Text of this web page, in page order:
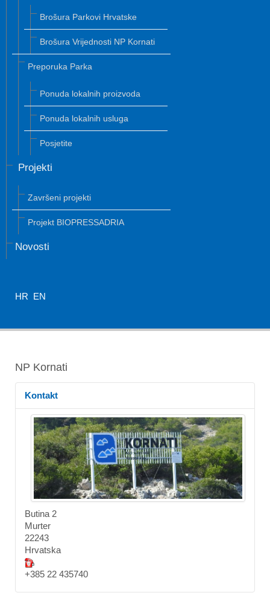
Brošura Parkovi Hrvatske
Brošura Vrijednosti NP Kornati
Preporuka Parka
Ponuda lokalnih proizvoda
Ponuda lokalnih usluga
Posjetite
Projekti
Završeni projekti
Projekt BIOPRESSADRIA
Novosti
HR EN
NP Kornati
Kontakt
Butina 2
Murter
22243
Hrvatska
+385 22 435740